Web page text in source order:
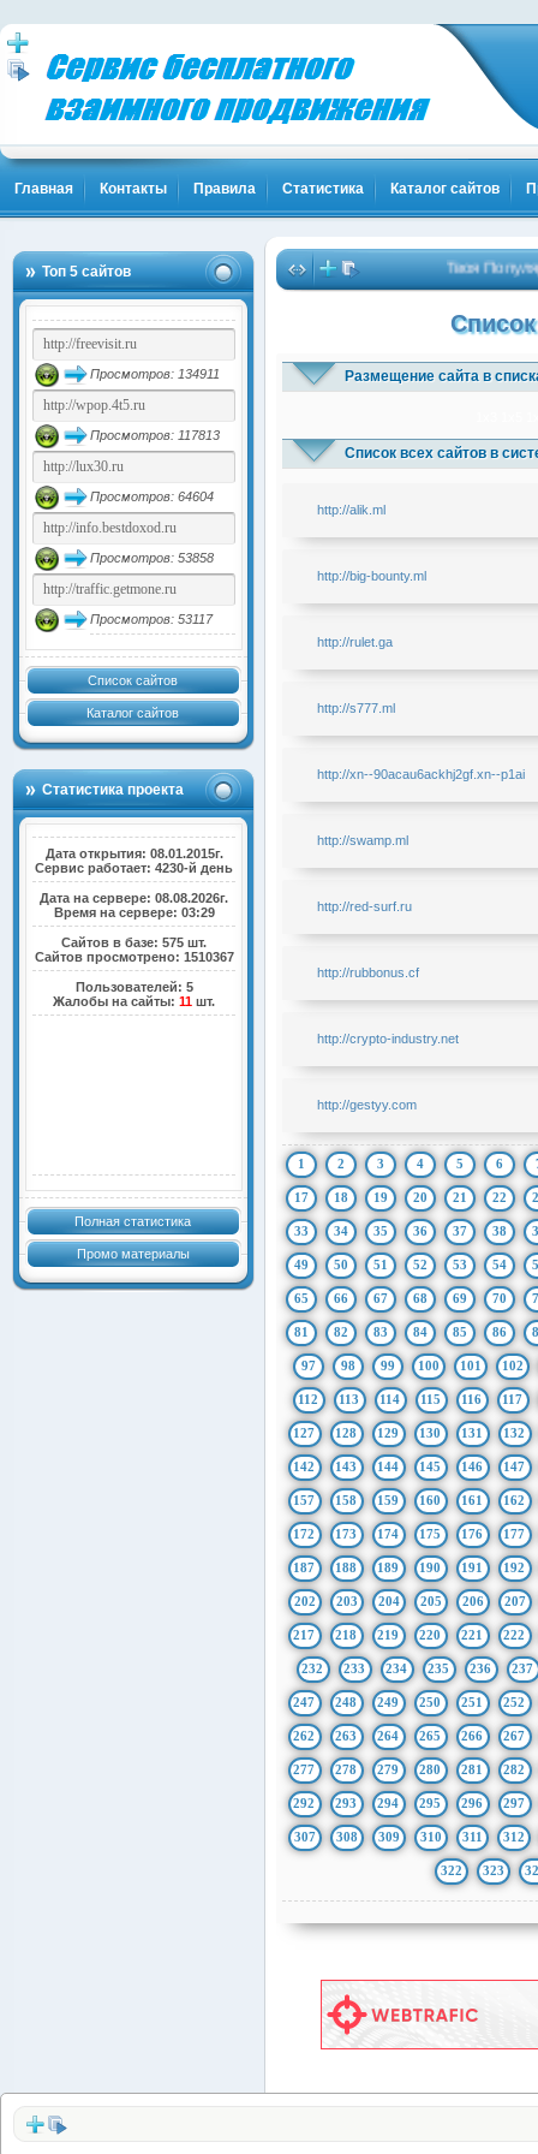
Главная Контакты Правила Статистика Каталог сайтов
Топ 5 сайтов
Просмотров: 134911
Просмотров: 117813
Просмотров: 64604
Просмотров: 53858
Просмотров: 53117
Список сайтов
Каталог сайтов
Статистика проекта
Дата открытия: 08.01.2015г.
Сервис работает: 4230-й день
Дата на сервере: 08.08.2026г.
Время на сервере: 03:29
Сайтов в базе: 575 шт.
Сайтов просмотрено: 1510367
Пользователей: 5
Жалобы на сайты:11 шт.
Полная статистика
Промо материалы
Твоя
Размещение сайта в
Список всех сайтов в
http://alik.ml
http://big-bounty.ml
http://rulet.ga
http://s777.ml
http://xn--90acau6ackhj2gf.xn--p1ai
http://swamp.ml
http://red-surf.ru
http://rubbonus.cf
http://crypto-industry.net
http://gestyy.com
1 2 3 4 5 6
17 18 19 20 21 22
33 34 35 36 37 38
49 50 51 52 53 54
65 66 67 68 69 70
81 82 83 84 85 86
97 98 99 100 101 102
112 113 114 115 116 117
127 128 129 130 131 132
142 143 144 145 146 147
157 158 159 160 161 162
172 173 174 175 176 177
187 188 189 190 191 192
202 203 204 205 206 207
217 218 219 220 221 222
232 233 234 235 236 237
247 248 249 250 251 252
262 263 264 265 266 267
277 278 279 280 281 282
292 293 294 295 296 297
307 308 309 310 311 312
322 323